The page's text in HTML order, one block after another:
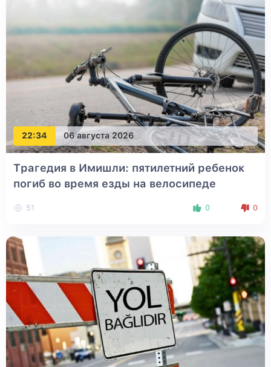
22:34 06 августа 2026
Трагедия в Имишли: пятилетний ребенок
погиб во время езды на велосипеде
51 0 0